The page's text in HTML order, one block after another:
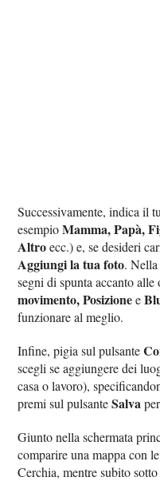
Successivamente, indica il
esempioMamma, Papà,
Altroecc.) e, se desideri
Aggiungi la tua foto. Nella
segni di spunta accanto
movimento, Posizionee
funzionare al meglio.
Infine, pigia sul pulsante
scegli se aggiungere dei
casa o lavoro),
premi sul pulsanteSalva
Giunto nella schermata
comparire una mappa con
Cerchia, mentre subito